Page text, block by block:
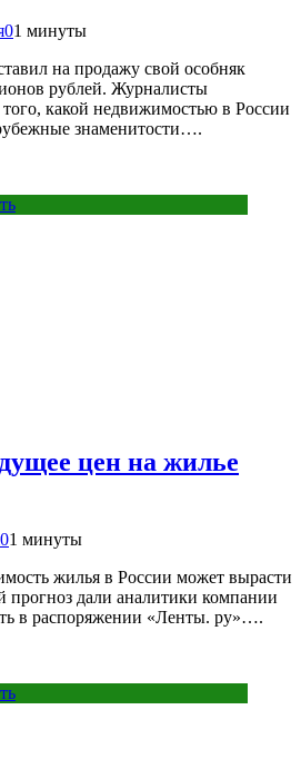
01 минуты
на продажу свой особняк
рублей. Журналисты
какой недвижимостью в России
знаменитости….
цен на жилье
01 минуты
жилья в России может вырасти
прогноз дали аналитики компании
в распоряжении «Ленты. ру»….